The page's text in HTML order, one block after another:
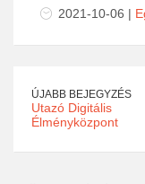
2021-10-06 |
ÚJABB BEJEGYZÉS
Utazó Digitális
Élményközpont